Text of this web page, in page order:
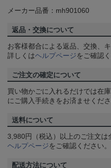
メーカー品番：mh901060
返品・交換について
お客様都合による返品、交換、
詳しくはヘルプページをご確認く
ご注文の確定について
買い物かごに入れるだけでは在
にご購入手続きをお済ませくださ
送料について
3,980円（税込）以上のご注文
ヘルプページをご確認ください。
配送方法について